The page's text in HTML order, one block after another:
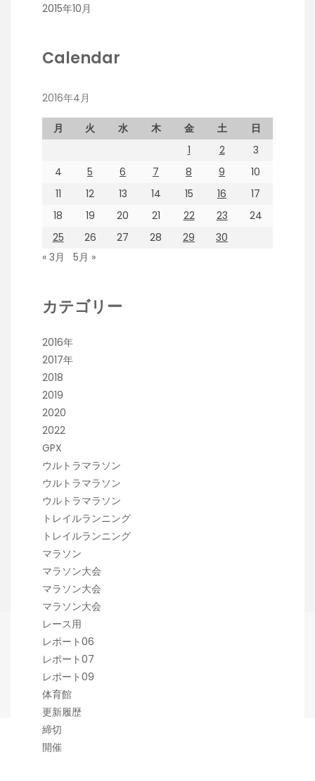
2015年10月
Calendar
2016年4月
月 火 水 木 金 土
日
1
2
3
4
5 6 7 8 9
10
11
12 13 14 15 16
17
18
19 20 21 22 23
24
25
26 27 28 29
30
« 3月
5月 »
カテゴリー
2016年
2017年
2018
2019
2020
2022
GPX
ウルトラマラソン
ウルトラマラソン
ウルトラマラソン
トレイルランニング
トレイルランニング
マラソン
マラソン大会
マラソン大会
マラソン大会
レース用
レポート06
レポート07
レポート09
体育館
更新履歴
締切
開催